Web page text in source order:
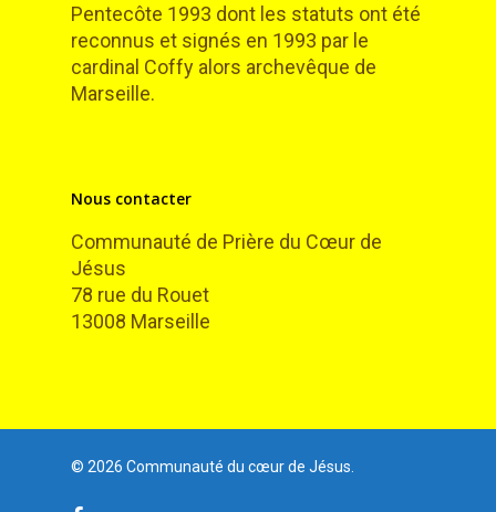
Pentecôte 1993 dont les statuts ont été
reconnus et signés en 1993 par le
cardinal Coffy alors archevêque de
Marseille.
Nous contacter
Communauté de Prière du Cœur de
Jésus
78 rue du Rouet
13008 Marseille
© 2026 Communauté du cœur de Jésus.